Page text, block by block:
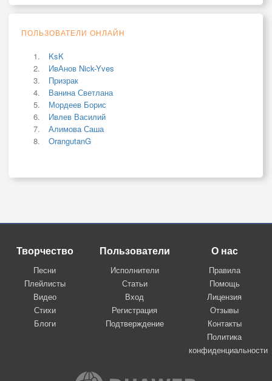
ПОЛЬЗОВАТЕЛИ ОНЛАЙН
KsK
ИвАнов Nick-Yves
Призрак
Ванина Светлана
Мордеев Борис
Ивлев Василий
Алимова Саша
OrangutanG
Творчество
Песни
Плейлисты
Видео
Стихи
Блоги
Пользователи
Исполнители
Статьи
Вход
Регистрация
Подтверждение
О нас
Правила
Помощь
Лицензия
Отзывы
Контакты
Политика
конфиденциальности